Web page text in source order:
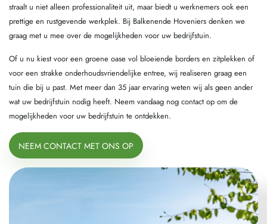
straalt u niet alleen professionaliteit uit, maar biedt u werknemers ook een
prettige en rustgevende werkplek. Bij Balkenende Hoveniers denken we
graag met u mee over de mogelijkheden voor uw bedrijfstuin.
Of u nu kiest voor een groene oase vol bloeiende borders en zitplekken of
voor een strakke onderhoudsvriendelijke entree, wij realiseren graag een
tuin die bij u past. Met meer dan 35 jaar ervaring weten wij als geen ander
wat uw bedrijfstuin nodig heeft. Neem vandaag nog contact op om de
mogelijkheden voor uw bedrijfstuin te ontdekken.
NEEM CONTACT MET ONS OP